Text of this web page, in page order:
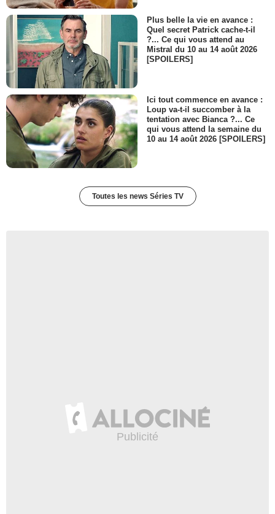
Plus belle la vie en avance :
Quel secret Patrick cache-t-il
?... Ce qui vous attend au
Mistral du 10 au 14 août 2026
[SPOILERS]
Ici tout commence en avance :
Loup va-t-il succomber à la
tentation avec Bianca ?... Ce
qui vous attend la semaine du
10 au 14 août 2026 [SPOILERS]
Toutes les news Séries TV